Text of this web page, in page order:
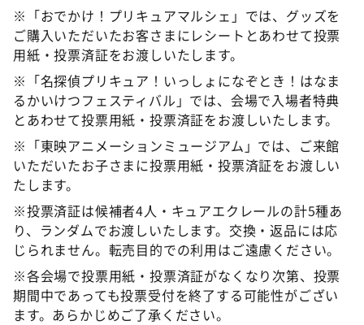
※「おでかけ！プリキュアマルシェ」では、グッズを
ご購入いただいたお客さまにレシートとあわせて投票
用紙・投票済証をお渡しいたします。
※「名探偵プリキュア！いっしょになぞとき！はなま
るかいけつフェスティバル」では、会場で入場者特典
とあわせて投票用紙・投票済証をお渡しいたします。
※「東映アニメーションミュージアム」では、ご来館
いただいたお子さまに投票用紙・投票済証をお渡しい
たします。
※投票済証は候補者4人・キュアエクレールの計5種あ
り、ランダムでお渡しいたします。交換・返品には応
じられません。転売目的での利用はご遠慮ください。
※各会場で投票用紙・投票済証がなくなり次第、投票
期間中であっても投票受付を終了する可能性がござい
ます。あらかじめご了承ください。